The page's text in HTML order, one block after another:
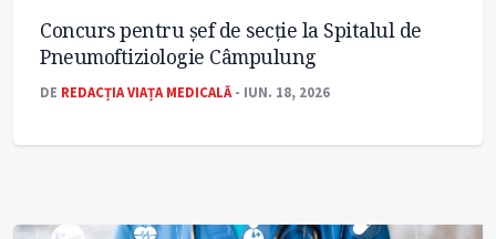
Concurs pentru șef de secție la Spitalul de
Pneumoftiziologie Câmpulung
DE REDACȚIA VIAȚA MEDICALĂ- IUN. 18, 2026